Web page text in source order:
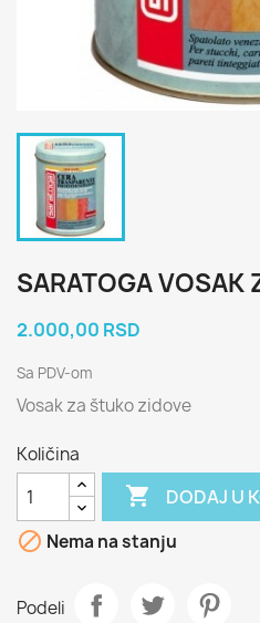
SARATOGA VOSAK
2.000,00 RSD
Sa PDV-om
Vosak za štuko zidove
Količina
 DODAJ U
 Nema na stanju
Podeli